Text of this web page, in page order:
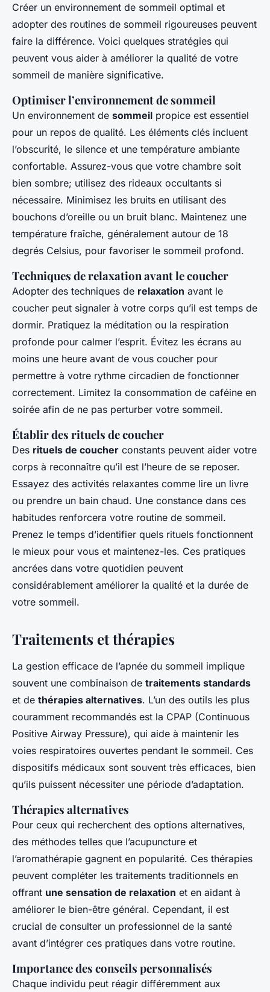
Créer un environnement de sommeil optimal et
adopter des routines de sommeil rigoureuses peuvent
faire la différence. Voici quelques stratégies qui
peuvent vous aider à améliorer la qualité de votre
sommeil de manière significative.
Optimiser l’environnement de sommeil
Un environnement de sommeil propice est essentiel
pour un repos de qualité. Les éléments clés incluent
l’obscurité, le silence et une température ambiante
confortable. Assurez-vous que votre chambre soit
bien sombre; utilisez des rideaux occultants si
nécessaire. Minimisez les bruits en utilisant des
bouchons d’oreille ou un bruit blanc. Maintenez une
température fraîche, généralement autour de 18
degrés Celsius, pour favoriser le sommeil profond.
Techniques de relaxation avant le coucher
Adopter des techniques de relaxation avant le
coucher peut signaler à votre corps qu’il est temps de
dormir. Pratiquez la méditation ou la respiration
profonde pour calmer l’esprit. Évitez les écrans au
moins une heure avant de vous coucher pour
permettre à votre rythme circadien de fonctionner
correctement. Limitez la consommation de caféine en
soirée afin de ne pas perturber votre sommeil.
Établir des rituels de coucher
Des rituels de coucher constants peuvent aider votre
corps à reconnaître qu’il est l’heure de se reposer.
Essayez des activités relaxantes comme lire un livre
ou prendre un bain chaud. Une constance dans ces
habitudes renforcera votre routine de sommeil.
Prenez le temps d’identifier quels rituels fonctionnent
le mieux pour vous et maintenez-les. Ces pratiques
ancrées dans votre quotidien peuvent
considérablement améliorer la qualité et la durée de
votre sommeil.
Traitements et thérapies
La gestion efficace de l’apnée du sommeil implique
souvent une combinaison de traitements standards
et de thérapies alternatives. L’un des outils les plus
couramment recommandés est la CPAP (Continuous
Positive Airway Pressure), qui aide à maintenir les
voies respiratoires ouvertes pendant le sommeil. Ces
dispositifs médicaux sont souvent très efficaces, bien
qu’ils puissent nécessiter une période d’adaptation.
Thérapies alternatives
Pour ceux qui recherchent des options alternatives,
des méthodes telles que l’acupuncture et
l’aromathérapie gagnent en popularité. Ces thérapies
peuvent compléter les traitements traditionnels en
offrant une sensation de relaxation et en aidant à
améliorer le bien-être général. Cependant, il est
crucial de consulter un professionnel de la santé
avant d’intégrer ces pratiques dans votre routine.
Importance des conseils personnalisés
Chaque individu peut réagir différemment aux